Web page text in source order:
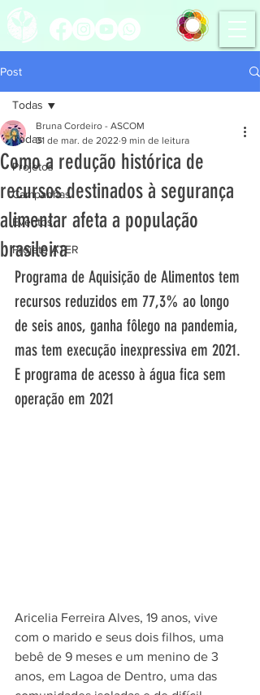
Post
Todas
Projetos
Campanhas
Eventos
Projeto ATER
Todas
Como a redução histórica de
recursos destinados à segurança
alimentar afeta a população
brasileira
Bruna Cordeiro - ASCOM
31 de mar. de 2022 9 min de leitura
Programa de Aquisição de Alimentos tem
recursos reduzidos em 77,3% ao longo
de seis anos, ganha fôlego na pandemia,
mas tem execução inexpressiva em 2021.
E programa de acesso à água fica sem
operação em 2021
Aricelia Ferreira Alves, 19 anos, vive
com o marido e seus dois filhos, uma
bebê de 9 meses e um menino de 3
anos, em Lagoa de Dentro, uma das